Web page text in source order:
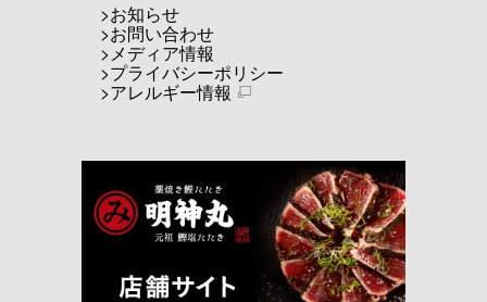
お知らせ
お問い合わせ
メディア情報
プライバシーポリシー
アレルギー情報